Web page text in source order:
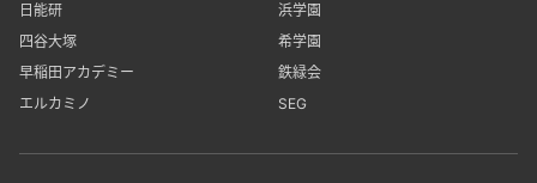
日能研
浜学園
四谷大塚
希学園
早稲田アカデミー
鉄緑会
エルカミノ
SEG